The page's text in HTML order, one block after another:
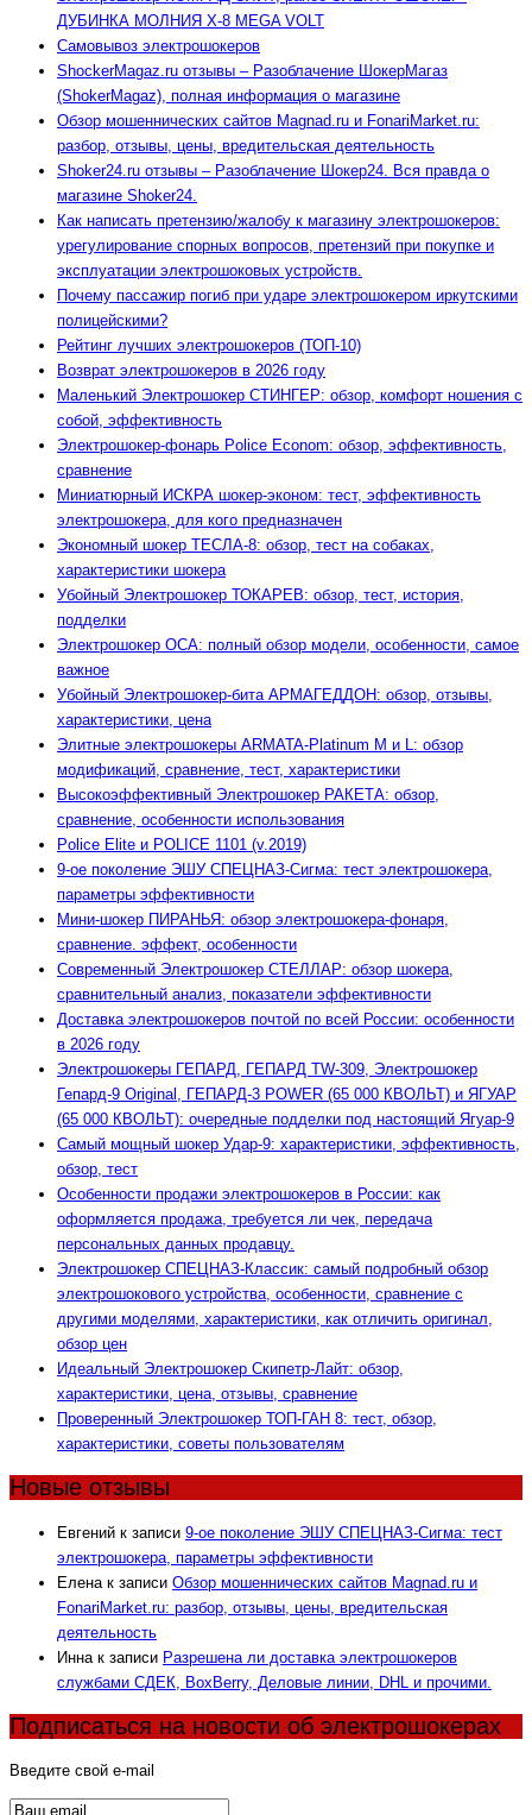
ДУБИНКА МОЛНИЯ Х-8 MEGA VOLT
Самовывоз электрошокеров
ShockerMagaz.ru отзывы – Разоблачение ШокерМагаз
(ShokerMagaz), полная информация о магазине
Обзор мошеннических сайтов Magnad.ru и FonariMarket.ru:
разбор, отзывы, цены, вредительская деятельность
Shoker24.ru отзывы – Разоблачение Шокер24. Вся правда о
магазине Shoker24.
Как написать претензию/жалобу к магазину электрошокеров:
урегулирование спорных вопросов, претензий при покупке и
эксплуатации электрошоковых устройств.
Почему пассажир погиб при ударе электрошокером иркутскими
полицейскими?
Рейтинг лучших электрошокеров (ТОП-10)
Возврат электрошокеров в 2026 году
Маленький Электрошокер СТИНГЕР: обзор, комфорт ношения с
собой, эффективность
Электрошокер-фонарь Police Econom: обзор, эффективность,
сравнение
Миниатюрный ИСКРА шокер-эконом: тест, эффективность
электрошокера, для кого предназначен
Экономный шокер ТЕСЛА-8: обзор, тест на собаках,
характеристики шокера
Убойный Электрошокер ТОКАРЕВ: обзор, тест, история,
подделки
Электрошокер ОСА: полный обзор модели, особенности, самое
важное
Убойный Электрошокер-бита АРМАГЕДДОН: обзор, отзывы,
характеристики, цена
Элитные электрошокеры ARMATA-Platinum M и L: обзор
модификаций, сравнение, тест, характеристики
Высокоэффективный Электрошокер РАКЕТА: обзор,
сравнение, особенности использования
Police Elite и POLICE 1101 (v.2019)
9-ое поколение ЭШУ СПЕЦНАЗ-Сигма: тест электрошокера,
параметры эффективности
Мини-шокер ПИРАНЬЯ: обзор электрошокера-фонаря,
сравнение. эффект, особенности
Современный Электрошокер СТЕЛЛАР: обзор шокера,
сравнительный анализ, показатели эффективности
Доставка электрошокеров почтой по всей России: особенности
в 2026 году
Электрошокеры ГЕПАРД, ГЕПАРД TW-309, Электрошокер
Гепард-9 Original, ГЕПАРД-3 POWER (65 000 КВОЛЬТ) и ЯГУАР
(65 000 КВОЛЬТ): очередные подделки под настоящий Ягуар-9
Самый мощный шокер Удар-9: характеристики, эффективность,
обзор, тест
Особенности продажи электрошокеров в России: как
оформляется продажа, требуется ли чек, передача
персональных данных продавцу.
Электрошокер СПЕЦНАЗ-Классик: самый подробный обзор
электрошокового устройства, особенности, сравнение с
другими моделями, характеристики, как отличить оригинал,
обзор цен
Идеальный Электрошокер Скипетр-Лайт: обзор,
характеристики, цена, отзывы, сравнение
Проверенный Электрошокер ТОП-ГАН 8: тест, обзор,
характеристики, советы пользователям
Новые отзывы
Евгений к записи 9-ое поколение ЭШУ СПЕЦНАЗ-Сигма: тест
электрошокера, параметры эффективности
Елена к записи Обзор мошеннических сайтов Magnad.ru и
FonariMarket.ru: разбор, отзывы, цены, вредительская
деятельность
Инна к записи Разрешена ли доставка электрошокеров
службами СДЕК, BoxBerry, Деловые линии, DHL и прочими.
Подписаться на новости об электрошокерах
Введите свой e-mail